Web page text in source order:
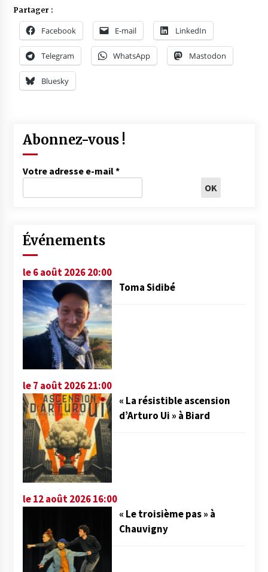
Partager :
Facebook E-mail LinkedIn
Telegram WhatsApp Mastodon
Bluesky
Abonnez-vous !
Votre adresse e-mail*
Événements
le 6 août 2026 20:00
Toma Sidibé
le 7 août 2026 21:00
« La résistible ascension
d’Arturo Ui » à Biard
le 12 août 2026 16:00
« Le troisième pas » à
Chauvigny